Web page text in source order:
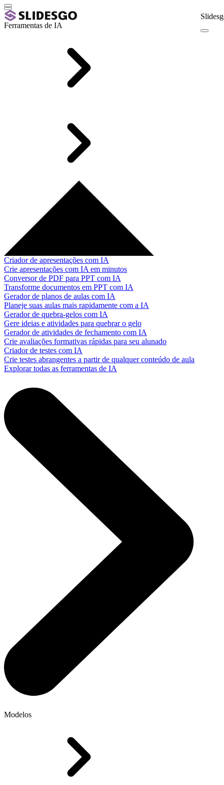
Ferramentas de IA
Criador de apresentações com IA
Crie apresentações com IA em minutos
Conversor de PDF para PPT com IA
Transforme documentos em PPT com IA
Gerador de planos de aulas com IA
Planeje suas aulas mais rapidamente com a IA
Gerador de quebra-gelos com IA
Gere ideias e atividades para quebrar o gelo
Gerador de atividades de fechamento com IA
Crie avaliações formativas rápidas para seu alunado
Criador de testes com IA
Crie testes abrangentes a partir de qualquer conteúdo de aula
Explorar todas as ferramentas de IA
Modelos